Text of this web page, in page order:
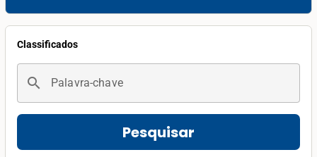
Classificados
search Palavra-chave
Pesquisar